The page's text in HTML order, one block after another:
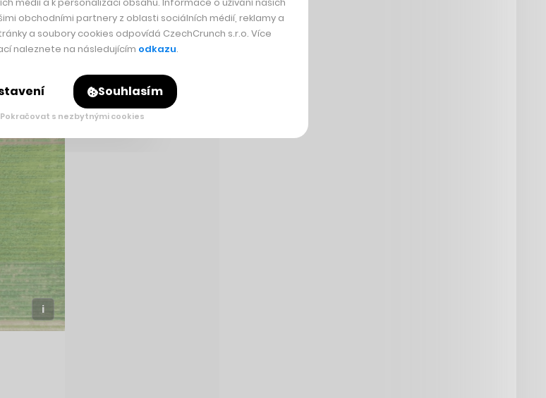
obchodními partnery z oblasti sociálních médií, reklamy a
a soubory cookies odpovídá CzechCrunch s.r.o. Více
naleznete na následujícím odkazu.
Souhlasím
Pokračovat s nezbytnými cookies